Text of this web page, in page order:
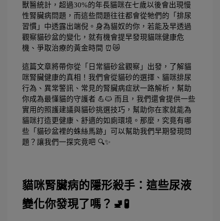
獸醫統計，超過30%的年長貓咪在七歲以後會出現慢
性腎臟病問題，而這些問題往往都會從牠們的「排尿
習慣」中透露出端倪。身為貓奴的你，若能及早透過
觀察貓砂盆的變化，就有機會提早發現貓咪健康危
機、爭取治療的黃金時間 ⏰😿
這篇文章將帶你從「日常貓砂盆觀察」出發，了解貓
咪腎臟健康的真相！我們會從貓砂的選擇、貓咪排尿
行為、異常警訊、常見的腎臟病症狀一路解析，幫助
你成為最懂貓的守護者 💪🐱 而且，我們還會提供一些
實用的照護建議與貓砂挑選技巧，幫助你在家就能為
貓咪打造更健康、舒適的如廁環境。 那麼，究竟有哪
些「貓砂盆裡的蛛絲馬跡」可以幫助我們早期發現問
題？讓我們一探究竟吧 🔍✨
貓咪腎臟病的隱形殺手：這些尿液
變化你發現了嗎？🚽🧪